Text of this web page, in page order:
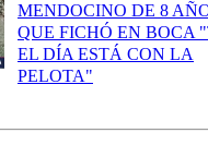
MENDOCINO DE 8
QUE FICHÓ EN BOCA
EL DÍA ESTÁ CON LA
PELOTA"